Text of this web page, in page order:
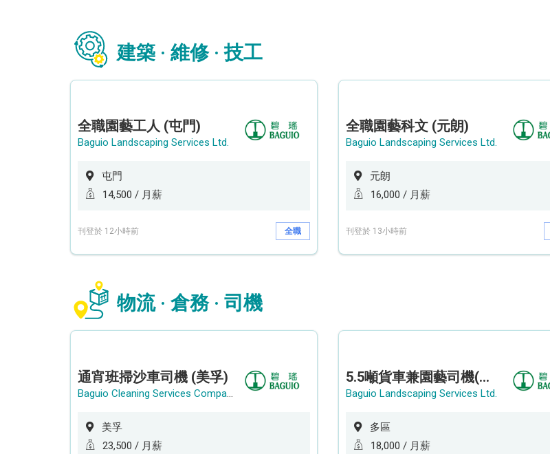
建築 · 維修 · 技工
全職園藝工人 (屯門)
Baguio Landscaping Services Ltd.
屯門
14,500 / 月薪
刊登於 12小時前 全職
全職園藝科文 (元朗)
Baguio Landscaping Services Ltd.
元朗
16,000 / 月薪
刊登於 13小時前
物流 · 倉務 · 司機
通宵班掃沙車司機 (美孚)
Baguio Cleaning Services Company Limited
美孚
23,500 / 月薪
5.5噸貨車兼園藝司機(港九新界)
Baguio Landscaping Services Ltd.
多區
18,000 / 月薪